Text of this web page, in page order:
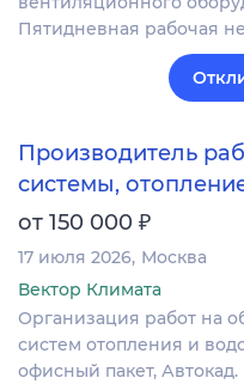
Пятидневная рабочая
Производитель
системы,
от 150 000 ₽
17 июля 2026 Москва
Вектор Климата
Организация работ на
систем отопления и
офисный пакет,